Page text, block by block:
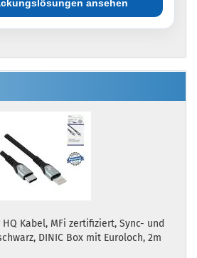
ansehen
Kabel, MFi zertifiziert, Sync- und
DINIC Box mit Euroloch, 2m